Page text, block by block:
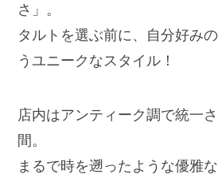
さ」。
タルトを選ぶ前に、自分好み
うユニークなスタイル！
店内はアンティーク調で統一
間。
まるで時を遡ったような優雅